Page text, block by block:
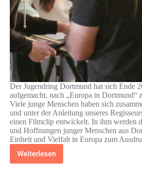
Der Jugendring Dortmund hat sich Ende
aufgemacht, nach „Europa in Dortmund“
Viele junge Menschen haben sich
und unter der Anleitung unseres
einen Filmclip entwickelt. In ihm werden
und Hoffnungen junger Menschen aus
Einheit und Vielfalt in Europa zum
Weiterlesen
Europa
in